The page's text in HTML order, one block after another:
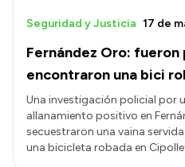
Fernández Oro:
encontraron una bici
Seguridad y Justicia 17 de
Una investigación policial por
allanamiento positivo en
secuestraron una vaina
una bicicleta robada en